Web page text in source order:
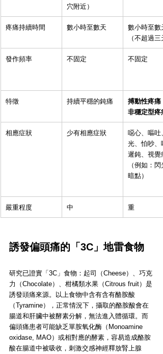
穴附近）
疼痛持續時間 數小時至數天
數小時至數
（不超過三
發作頻率 不固定 不固定
特徵 持續平穩的鈍痛
搏動性疼痛
非穩定型疼
相應症狀 少有相應症狀
噁心、嘔吐
光、怕吵、
遲鈍、視覺
（例如：閃
暗點）
嚴重程度 中 重
誘發偏頭痛的「3C」地雷食物
研究已證實「3C」食物：起司（Cheese）、巧克
力（Chocolate）、柑橘類水果（Citrous fruit）是
誘發頭痛來源。以上食物中含有含有酪胺酸
（Tyramine），正常情況下，攝取的酪胺酸會在
腸道和肝臟中被酵素分解，無法進入體循環。而
偏頭痛患者可能缺乏單胺氧化酶（Monoamine
oxidase, MAO）或相對應的酵素，容易造成酪胺
酸在腸道中被吸收，刺激交感神經釋放腎上腺